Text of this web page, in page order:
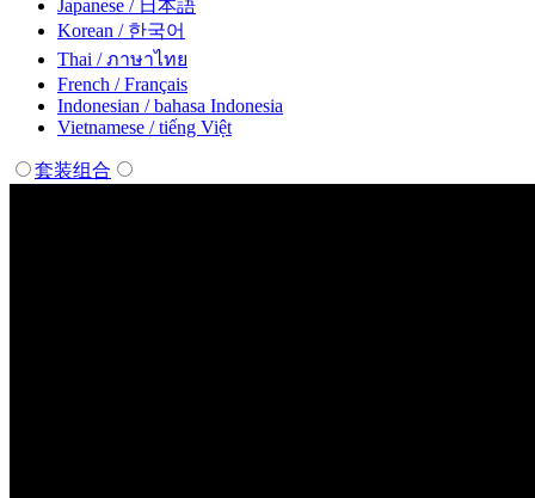
Japanese / 日本語
Korean / 한국어
Thai / ภาษาไทย
French / Français
Indonesian / bahasa Indonesia
Vietnamese / tiếng Việt
套装组合